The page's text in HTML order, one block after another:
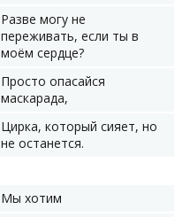
Разве могу не
переживать, если ты в
моём сердце?
Просто опасайся
маскарада,
Цирка, который сияет, но
не останется.
Мы хотим